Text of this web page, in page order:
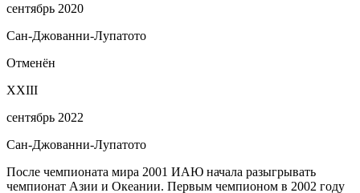
сентябрь 2020
Сан-Джованни-Лупатото
Отменён
XXIII
сентябрь 2022
Сан-Джованни-Лупатото
После чемпионата мира 2001 ИАЮ начала разыгрывать
чемпионат Азии и Океании. Первым чемпионом в 2002 году